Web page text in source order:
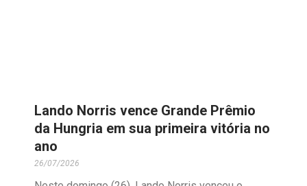
Lando Norris vence Grande Prêmio
da Hungria em sua primeira vitória no
ano
26/07/2026